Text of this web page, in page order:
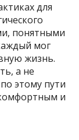
для
понятными
мог
жизнь.
а не
этому пути
и